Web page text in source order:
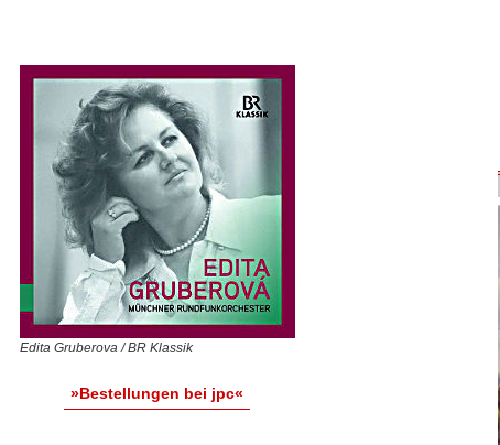
Edita Gruberova / BR Klassik
»Bestellungen bei jpc«